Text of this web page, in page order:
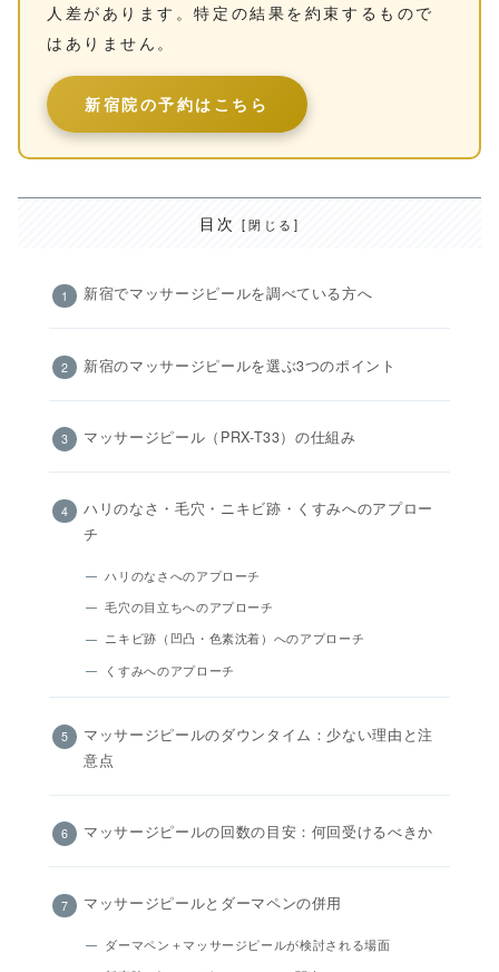
人差があります。特定の結果を約束するもので
はありません。
新宿院の予約はこちら
目次
新宿でマッサージピールを調べている方へ
新宿のマッサージピールを選ぶ3つのポイント
マッサージピール（PRX-T33）の仕組み
ハリのなさ・毛穴・ニキビ跡・くすみへのアプロー
チ
ハリのなさへのアプローチ
毛穴の目立ちへのアプローチ
ニキビ跡（凹凸・色素沈着）へのアプローチ
くすみへのアプローチ
マッサージピールのダウンタイム：少ない理由と注
意点
マッサージピールの回数の目安：何回受けるべきか
マッサージピールとダーマペンの併用
ダーマペン＋マッサージピールが検討される場面